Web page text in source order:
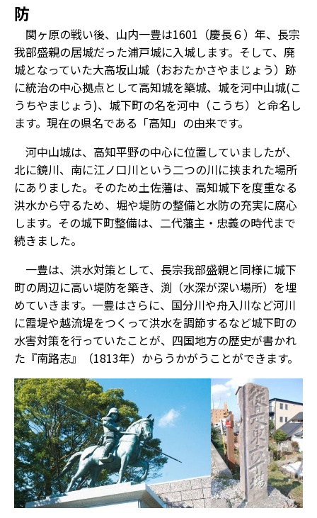
防
関ヶ原の戦い後、山内一豊は1601（慶長６）年、長宗
我部盛親の居城だった浦戸城に入城します。そして、廃
城となっていた大高坂山城（おおたかさやまじょう）跡
に統治の中心拠点として高知城を築城、城を河中山城(こ
うちやまじょう)、城下町の名を河中（こうち）と命名し
ます。現在の県名である「高知」の由来です。
河中山城は、高知平野の中心に位置していましたが、
北に鏡川、南に江ノ口川という二つの川に挟まれた場所
にありました。そのため土佐藩は、高知城下を度重なる
洪水から守るため、堀や堤防の整備と水防の充実に腐心
します。その城下町整備は、二代藩主・忠義の時代まで
続きました。
一豊は、洪水対策として、長宗我部盛親と同様に城下
町の周辺に高い堤防を築き、渕（水深が深い場所）を埋
めていきます。一豊はさらに、国分川や舟入川など河川
に霞堤や越流堤をつくって洪水を調節するなど城下町の
水害対策を行っていたことが、四国地方の歴史が書かれ
た『南路志』（1813年）からうかがうことができます。